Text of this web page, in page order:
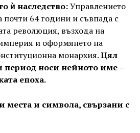
ѝ наследство:Управлението
64 години и съвпада с
революция, възхода на
и оформянето на
монархия.Цял
период носи нейното име –
епоха.
и символа, свързани с